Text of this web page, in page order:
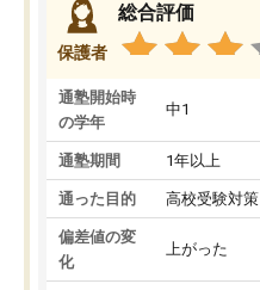
保護者
総合評価
通塾開始時
の学年
中1
通塾期間 1年以上
通った目的 高校受験対策
偏差値の変
化
上がった